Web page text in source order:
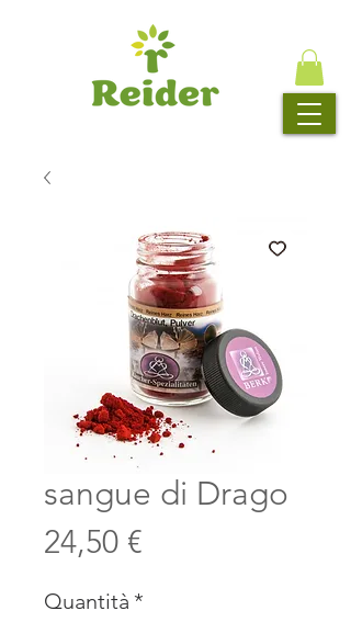
sangue di Drago
24,50 €
Quantità *